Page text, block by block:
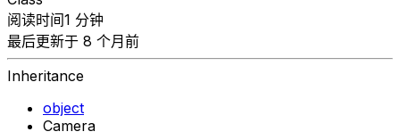
阅读时间1 分钟
最后更新于 8 个月前
Inheritance
object
Camera